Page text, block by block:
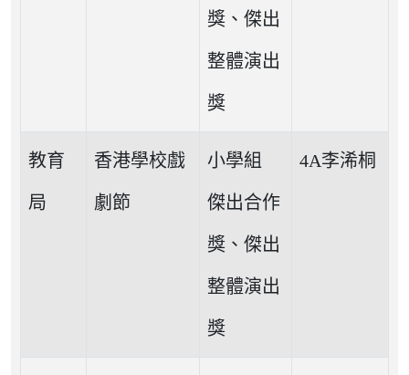
獎、傑出
整體演出
獎
教育
局
香港學校戲
劇節
小學組
傑出合作
獎、傑出
整體演出
獎
4A李浠桐